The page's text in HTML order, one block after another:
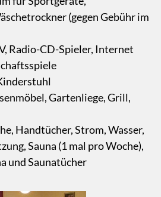
(gegen Gebühr im
Radio-CD-Spieler, Internet
Gartenliege, Grill,
Handtücher, Strom, Wasser,
Sauna (1 mal pro Woche),
und Saunatücher